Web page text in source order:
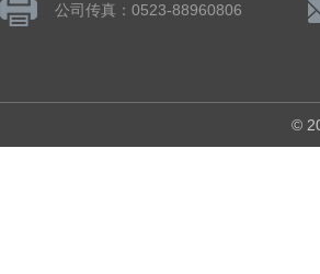
公司传真：0523-88960806
©